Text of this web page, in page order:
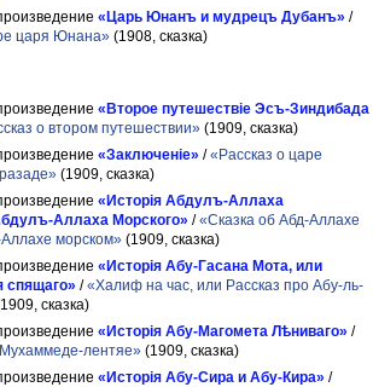
«Царь Юнанъ и мудрецъ Дубанъ» /
царя Юнана» (1908, сказка)
«Второе путешествіе Эсъ-Зиндибада
о втором путешествии» (1909, сказка)
«Заключеніе» /«Рассказ о царе
(1909, сказка)
«Исторія Абдулъ-Аллаха
Аллаха Морского» /«Сказка об Абд-Аллахе
морском» (1909, сказка)
«Исторія Абу-Гасана Мота, или
спящаго» /«Халиф на час, или Рассказ про Абу-ль-
сказка)
«Исторія Абу-Магомета Лѣниваго» /
лентяе» (1909, сказка)
«Исторія Абу-Сира и Абу-Кира» /